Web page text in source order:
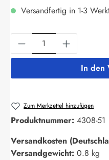
Versandfertig in 1-3
Produkt Anzahl:
In den
Zum Merkzettel hinzufügen
Produktnummer: 4308-51
Versandkosten
Versandgewicht: 0.8 kg